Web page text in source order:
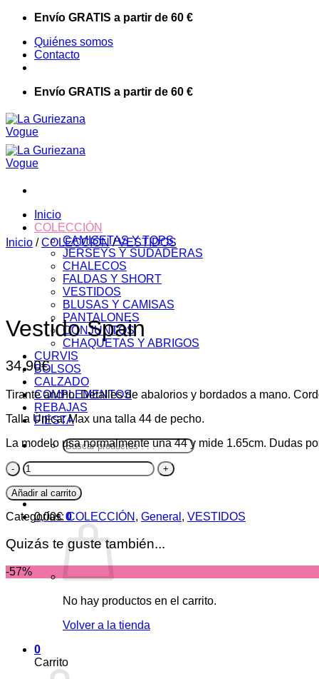
Saltar
contenido
Envío GRATIS a partir de 60 €
Quiénes somos
Contacto
Envío GRATIS a partir de 60 €
Inicio
COLECCIÓN
CAMISETAS Y TOPS
JERSEYS Y SUDADERAS
CHALECOS
FALDAS Y SHORT
VESTIDOS
BLUSAS Y CAMISAS
PANTALONES
CONJUNTOS
CHAQUETAS Y ABRIGOS
CURVIS
BOLSOS
CALZADO
COMPLEMENTOS
REBAJAS
FIESTA
Buscar
por:
0,00€ 0
No hay productos en el carrito.
Volver a la tienda
0
Carrito
Inicio / COLECCIÓN / VESTIDOS
Vestido Spain
34,90€
Tirante ancho. Detalles de abalorios y bordados a mano.
Talla Única: Max una talla 44 de pecho.
La modelo usa normalmente una 44 y mide 1.65cm. Dudas
Vestido
Spain
cantidad
Añadir al carrito
Categorías:COLECCIÓN , General , VESTIDOS
Quizás te guste también...
-57%